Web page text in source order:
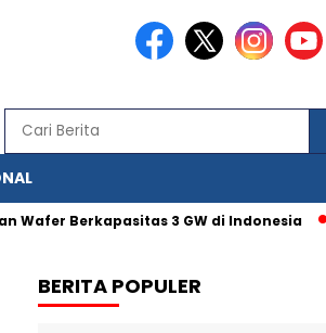
Berkapasitas 3 GW di Indonesia
BERITA POPULER